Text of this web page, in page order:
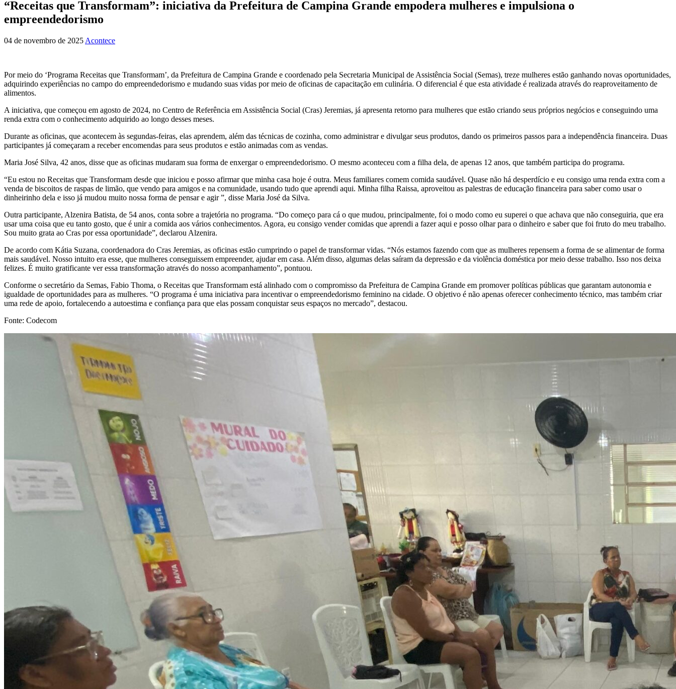
“Receitas que Transformam”: iniciativa da Prefeitura de Campina Grande empodera mulheres e impulsiona o
empreendedorismo
04 de novembro de 2025 Acontece
Por meio do ‘Programa Receitas que Transformam’, da Prefeitura de Campina Grande e coordenado pela Secretaria Municipal de Assistência Social (Semas), treze mulheres estão ganhando novas oportunidades,
adquirindo experiências no campo do empreendedorismo e mudando suas vidas por meio de oficinas de capacitação em culinária. O diferencial é que esta atividade é realizada através do reaproveitamento de
alimentos.
A iniciativa, que começou em agosto de 2024, no Centro de Referência em Assistência Social (Cras) Jeremias, já apresenta retorno para mulheres que estão criando seus próprios negócios e conseguindo uma
renda extra com o conhecimento adquirido ao longo desses meses.
Durante as oficinas, que acontecem às segundas-feiras, elas aprendem, além das técnicas de cozinha, como administrar e divulgar seus produtos, dando os primeiros passos para a independência financeira. Duas
participantes já começaram a receber encomendas para seus produtos e estão animadas com as vendas.
Maria José Silva, 42 anos, disse que as oficinas mudaram sua forma de enxergar o empreendedorismo. O mesmo aconteceu com a filha dela, de apenas 12 anos, que também participa do programa.
“Eu estou no Receitas que Transformam desde que iniciou e posso afirmar que minha casa hoje é outra. Meus familiares comem comida saudável. Quase não há desperdício e eu consigo uma renda extra com a
venda de biscoitos de raspas de limão, que vendo para amigos e na comunidade, usando tudo que aprendi aqui. Minha filha Raissa, aproveitou as palestras de educação financeira para saber como usar o
dinheirinho dela e isso já mudou muito nossa forma de pensar e agir ”, disse Maria José da Silva.
Outra participante, Alzenira Batista, de 54 anos, conta sobre a trajetória no programa. “Do começo para cá o que mudou, principalmente, foi o modo como eu superei o que achava que não conseguiria, que era
usar uma coisa que eu tanto gosto, que é unir a comida aos vários conhecimentos. Agora, eu consigo vender comidas que aprendi a fazer aqui e posso olhar para o dinheiro e saber que foi fruto do meu trabalho.
Sou muito grata ao Cras por essa oportunidade”, declarou Alzenira.
De acordo com Kátia Suzana, coordenadora do Cras Jeremias, as oficinas estão cumprindo o papel de transformar vidas. “Nós estamos fazendo com que as mulheres repensem a forma de se alimentar de forma
mais saudável. Nosso intuito era esse, que mulheres conseguissem empreender, ajudar em casa. Além disso, algumas delas saíram da depressão e da violência doméstica por meio desse trabalho. Isso nos deixa
felizes. É muito gratificante ver essa transformação através do nosso acompanhamento”, pontuou.
Conforme o secretário da Semas, Fabio Thoma, o Receitas que Transformam está alinhado com o compromisso da Prefeitura de Campina Grande em promover políticas públicas que garantam autonomia e
igualdade de oportunidades para as mulheres. “O programa é uma iniciativa para incentivar o empreendedorismo feminino na cidade. O objetivo é não apenas oferecer conhecimento técnico, mas também criar
uma rede de apoio, fortalecendo a autoestima e confiança para que elas possam conquistar seus espaços no mercado”, destacou.
Fonte: Codecom